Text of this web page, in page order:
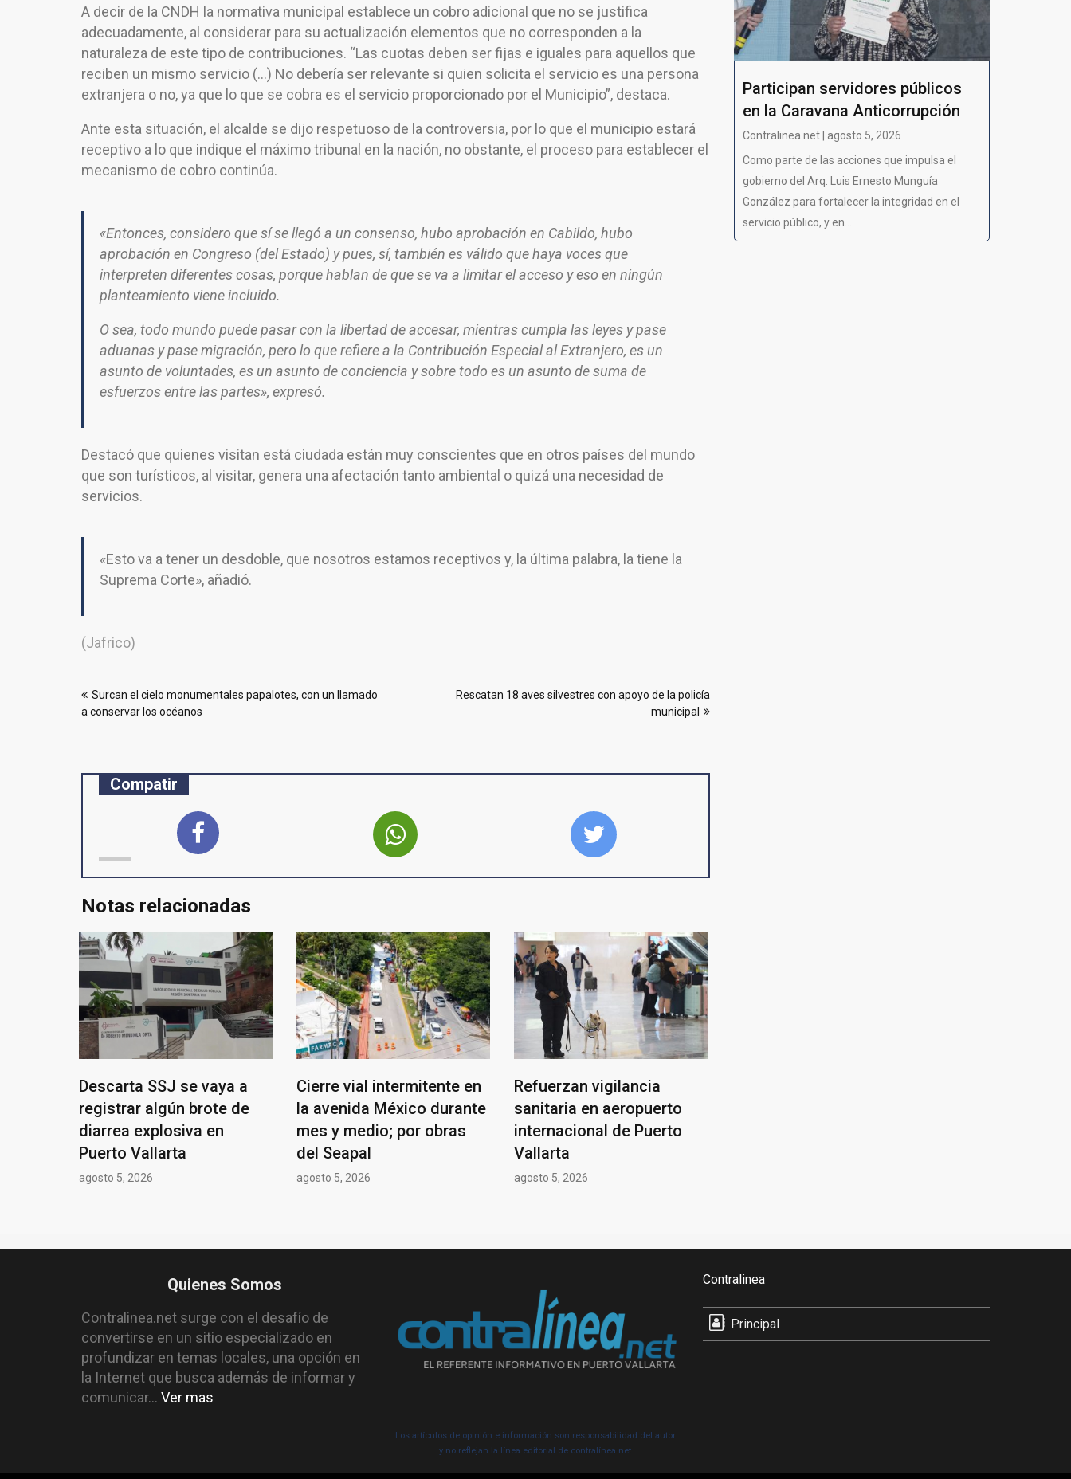
A decir de la CNDH la normativa municipal establece un cobro adicional que no se justifica
adecuadamente, al considerar para su actualización elementos que no corresponden a la
naturaleza de este tipo de contribuciones. “Las cuotas deben ser fijas e iguales para aquellos que
reciben un mismo servicio (…) No debería ser relevante si quien solicita el servicio es una persona
extranjera o no, ya que lo que se cobra es el servicio proporcionado por el Municipio”, destaca.
Ante esta situación, el alcalde se dijo respetuoso de la controversia, por lo que el municipio estará
receptivo a lo que indique el máximo tribunal en la nación, no obstante, el proceso para establecer el
mecanismo de cobro continúa.
«Entonces, considero que sí se llegó a un consenso, hubo aprobación en Cabildo, hubo
aprobación en Congreso (del Estado) y pues, sí, también es válido que haya voces que
interpreten diferentes cosas, porque hablan de que se va a limitar el acceso y eso en ningún
planteamiento viene incluido.
O sea, todo mundo puede pasar con la libertad de accesar, mientras cumpla las leyes y pase
aduanas y pase migración, pero lo que refiere a la Contribución Especial al Extranjero, es un
asunto de voluntades, es un asunto de conciencia y sobre todo es un asunto de suma de
esfuerzos entre las partes», expresó.
Destacó que quienes visitan está ciudada están muy conscientes que en otros países del mundo
que son turísticos, al visitar, genera una afectación tanto ambiental o quizá una necesidad de
servicios.
«Esto va a tener un desdoble, que nosotros estamos receptivos y, la última palabra, la tiene la
Suprema Corte», añadió.
(Jafrico)
deSurcan el cielo monumentales papalotes, con un llamado
a conservar los océanos
Rescatan 18 aves silvestres con apoyo de la policía
municipal
Compatir
Notas relacionadas
Descarta SSJ se vaya a
registrar algún brote de
diarrea explosiva en
Puerto Vallarta
agosto 5, 2026
Cierre vial intermitente en
la avenida México durante
mes y medio; por obras
del Seapal
agosto 5, 2026
Refuerzan vigilancia
sanitaria en aeropuerto
internacional de Puerto
Vallarta
agosto 5, 2026
Participan servidores públicos
en la Caravana Anticorrupción
Contralinea net | agosto 5, 2026
Como parte de las acciones que impulsa el
gobierno del Arq. Luis Ernesto Munguía
González para fortalecer la integridad en el
servicio público, y en...
Quienes Somos
Contralinea.net surge con el desafío de
convertirse en un sitio especializado en
profundizar en temas locales, una opción en
la Internet que busca además de informar y
comunicar... Ver mas
Los artículos de opinión e información son responsabilidad del autor
y no reflejan la línea editorial de contralínea.net
Contralinea
Principal